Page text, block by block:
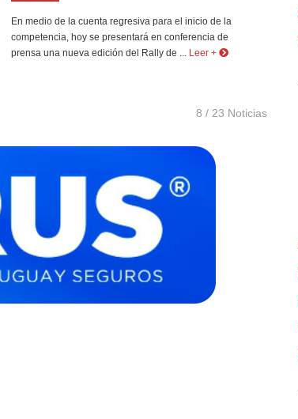
En medio de la cuenta regresiva para el inicio de la
competencia, hoy se presentará en conferencia de
prensa una nueva edición del Rally de ... Leer +
8 / 23 Noticias